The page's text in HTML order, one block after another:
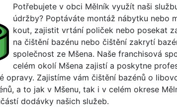
Potřebujete v obci Mělník využít naši
údržby? Poptáváte montáž nábytku nebo
kout, zajistit vrtání poliček nebo posekat
na čištění bazénu nebo čištění zakrytí
společnost ze Mšena. Naše franchisová
celém okolí Mšena zajistí a poskytne
opravy. Zajistíme vám čištění bazénů o
a to jak v Mšenu, tak i v celém okrese
dodávky našich služeb.